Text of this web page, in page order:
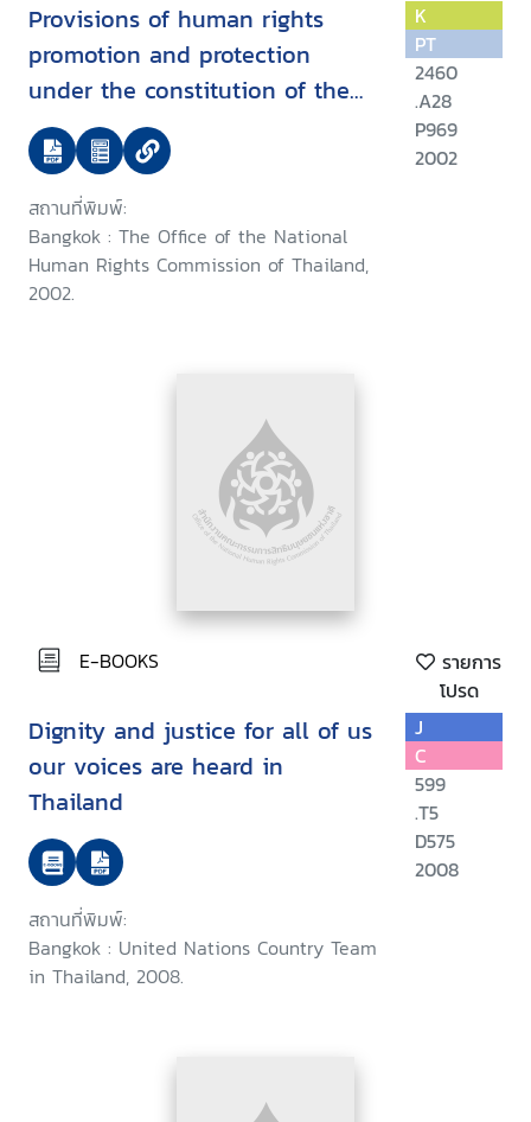
Provisions of human rights
promotion and protection
under the constitution of the
kingdom of Thailand B.E. 2540
(1997) and National human
rights commission act B.E. 2542
(1999)
สถานที่พิมพ์:
Bangkok : The Office of the National
Human Rights Commission of Thailand,
2002.
K
PT
2460
.A28
P969
2002
E-BOOKS
รายการ
โปรด
Dignity and justice for all of us
our voices are heard in
Thailand
สถานที่พิมพ์:
Bangkok : United Nations Country Team
in Thailand, 2008.
J
C
599
.T5
D575
2008